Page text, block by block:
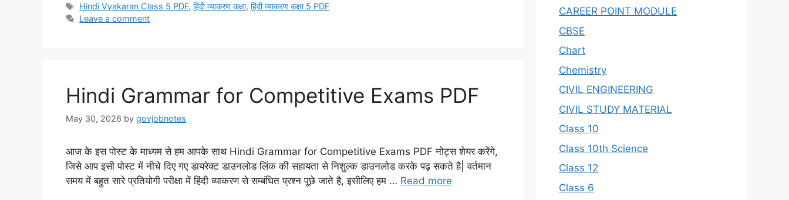
Tags
Hindi Vyakaran Class 5 PDF,हिंदी व्याकरण कक्षा,हिंदी व्याकरण कक्षा 5 PDF
Leave a comment
Hindi Grammar for Competitive Exams PDF
May 30, 2026 by govjobnotes
आज के इस पोस्ट के माध्यम से हम आपके साथ Hindi Grammar for Competitive Exams PDF नोट्स शेयर करेंगे,
जिसे आप इसी पोस्ट में नीचे दिए गए डायरेक्ट डाउनलोड लिंक की सहायता से निशुल्क डाउनलोड करके पढ़ सकते है| वर्तमान
समय में बहुत सारे प्रतियोगी परीक्षा में हिंदी व्याकरण से सम्बंधित प्रश्न पूछे जाते है, इसीलिए हम … Read more
CAREER POINT MODULE
CBSE
Chart
Chemistry
CIVIL ENGINEERING
CIVIL STUDY MATERIAL
Class 10
Class 10th Science
Class 12
Class 6